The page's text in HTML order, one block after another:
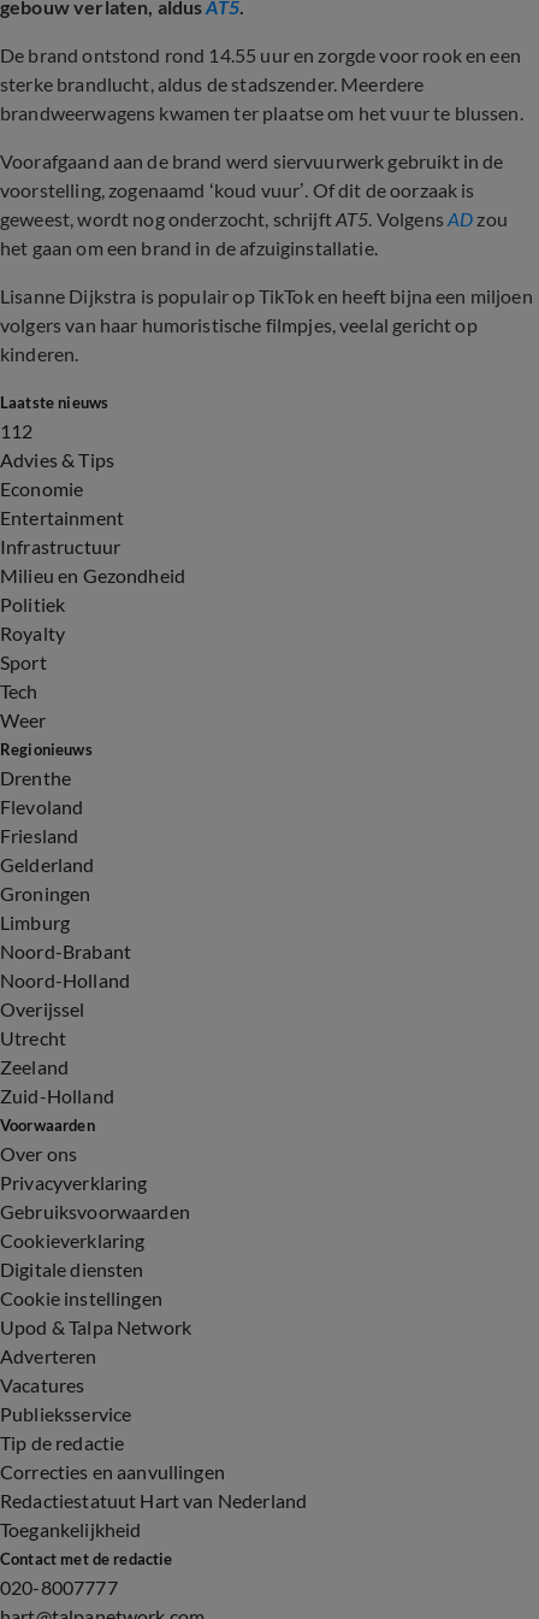
gebouw verlaten, aldusAT5.
De brand ontstond rond 14.55 uur en zorgde voor rook en een
sterke brandlucht, aldus de stadszender. Meerdere
brandweerwagens kwamen ter plaatse om het vuur te blussen.
Voorafgaand aan de brand werd siervuurwerk gebruikt in de
voorstelling, zogenaamd ‘koud vuur’. Of dit de oorzaak is
geweest, wordt nog onderzocht, schrijftAT5. Volgens AD zou
het gaan om een brand in de afzuiginstallatie.
Lisanne Dijkstra is populair op TikTok en heeft bijna een miljoen
volgers van haar humoristische filmpjes, veelal gericht op
kinderen.
Laatste nieuws
112
Advies & Tips
Economie
Entertainment
Infrastructuur
Milieu en Gezondheid
Politiek
Royalty
Sport
Tech
Weer
Regionieuws
Drenthe
Flevoland
Friesland
Gelderland
Groningen
Limburg
Noord-Brabant
Noord-Holland
Overijssel
Utrecht
Zeeland
Zuid-Holland
Voorwaarden
Over ons
Privacyverklaring
Gebruiksvoorwaarden
Cookieverklaring
Digitale diensten
Cookie instellingen
Upod & Talpa Network
Adverteren
Vacatures
Publieksservice
Tip de redactie
Correcties en aanvullingen
Redactiestatuut Hart van Nederland
Toegankelijkheid
Contact met de redactie
020-8007777